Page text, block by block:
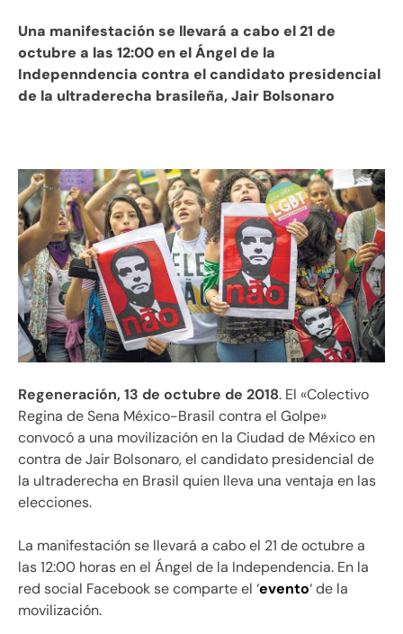
Una manifestación se llevará a cabo el 21 de
octubre a las 12:00 en el Ángel de la
Indepenndencia contra el candidato presidencial
de la ultraderecha brasileña, Jair Bolsonaro
Regeneración, 13 de octubre de 2018. El «Colectivo
Regina de Sena México-Brasil contra el Golpe»
convocó a una movilización en la Ciudad de México en
contra de Jair Bolsonaro, el candidato presidencial de
la ultraderecha en Brasil quien lleva una ventaja en las
elecciones.
La manifestación se llevará a cabo el 21 de octubre a
las 12:00 horas en el Ángel de la Independencia. En la
red social Facebook se comparte el ‘evento‘ de la
movilización.